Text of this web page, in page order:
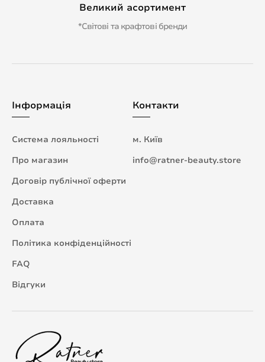
Великий асортимент
*Світові та крафтові бренди
Інформація
Система лояльності
Про магазин
Договір публічної оферти
Доставка
Оплата
Політика конфіденційності
FAQ
Відгуки
Контакти
м. Київ
info@ratner-beauty.store